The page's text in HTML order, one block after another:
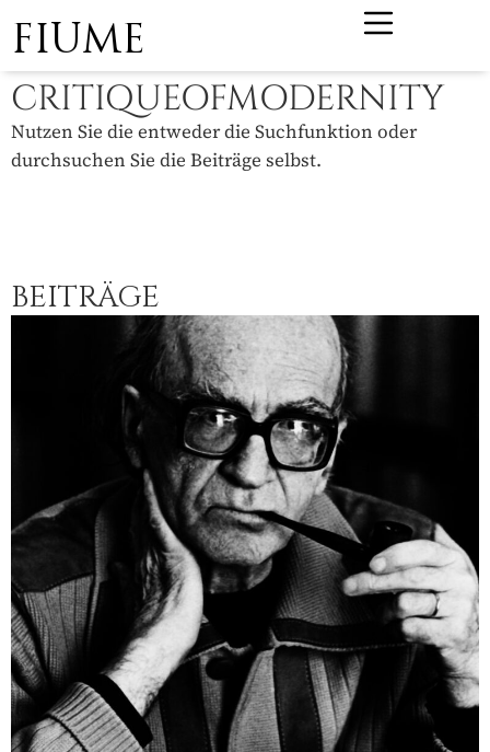
FIUME
CRITIQUEOFMODERNITY
Nutzen Sie die entweder die Suchfunktion oder
durchsuchen Sie die Beiträge selbst.
BEITRÄGE